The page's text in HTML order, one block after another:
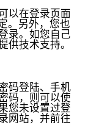
以在登录页面
。另外，您也
录。如您自己
供技术支持。
码登陆、手机
码，则可以使
您未设置过登
网站，并前往